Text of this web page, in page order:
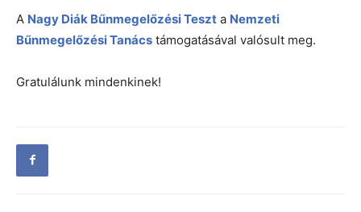
A Nagy Diák Bűnmegelőzési Teszt a Nemzeti
Bűnmegelőzési Tanács támogatásával valósult meg.
Gratulálunk mindenkinek!